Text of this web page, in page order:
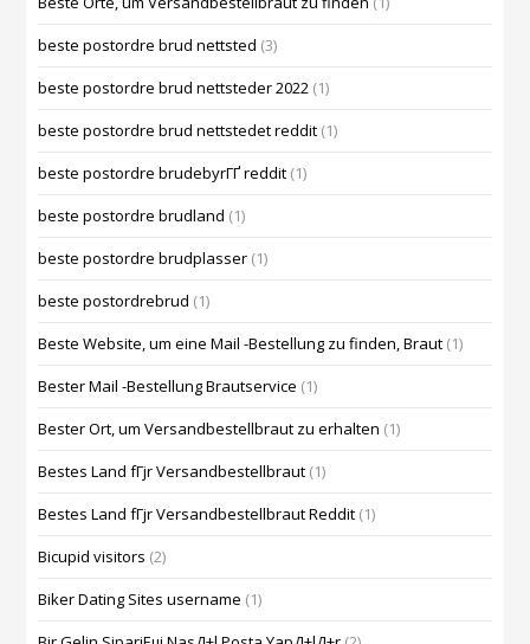
beste postordre brud nettsted (3)
beste postordre brud nettsteder 2022 (1)
beste postordre brud nettstedet reddit (1)
beste postordre brudebyrГҐ reddit (1)
beste postordre brudland (1)
beste postordre brudplasser (1)
beste postordrebrud (1)
Beste Website, um eine Mail -Bestellung zu finden, Braut (1)
Bester Mail -Bestellung Brautservice (1)
Bester Ort, um Versandbestellbraut zu erhalten (1)
Bestes Land fГјr Versandbestellbraut (1)
Bestes Land fГјr Versandbestellbraut Reddit (1)
Bicupid visitors (2)
Biker Dating Sites username (1)